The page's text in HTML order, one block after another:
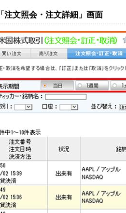
「注文照会・注文詳細」画面